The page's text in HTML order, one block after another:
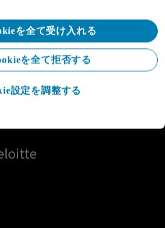
を全て受け入れる
を全て拒否する
設定を調整する